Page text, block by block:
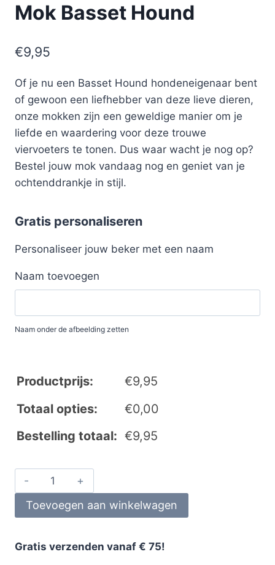
Mok Basset Hound
€9,95
Of je nu een Basset Hound hondeneigenaar bent
of gewoon een liefhebber van deze lieve dieren,
onze mokken zijn een geweldige manier om je
liefde en waardering voor deze trouwe
viervoeters te tonen. Dus waar wacht je nog op?
Bestel jouw mok vandaag nog en geniet van je
ochtenddrankje in stijl.
Gratis personaliseren
Personaliseer jouw beker met een naam
Naam toevoegen
Naam onder de afbeelding zetten
Productprijs: €9,95
Totaal opties:
€0,00
Bestelling totaal: €9,95
Toevoegen aan winkelwagen
Gratis verzenden vanaf € 75!